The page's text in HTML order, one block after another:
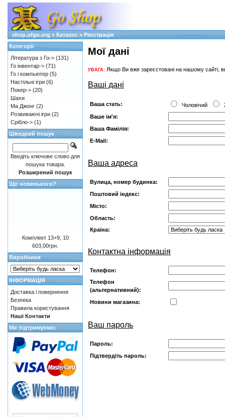
shop.ufgo.org » Каталог » Реєстрація
Мої дані
УВАГА: Якщо Ви вже зареєстовані на нашому сайті,
Ваші дані
Ваша стать: Чоловічий
Ваше ім'я:
Ваша Фамілія:
E-Mail:
Ваша адреса
Вулица, номер будинка:
Поштовий індекс:
Місто:
Область:
Країна:
Контактна інформація
Телефон:
Телефон
(альтернативний):
Новини магазина:
Ваш пароль
Пароль:
Підтвердіть пароль:
Категорії
Література з Го-> (131)
Го інвентар-> (71)
Го і компьютер (5)
Настільні ігри (6)
Покер-> (20)
Шахи
Ма Джонг (2)
Розвиваючі ігри (2)
Срібло-> (1)
Швидкий пошук
Введіть ключове слово для
пошука товара.
Розширений пошук
Що новенького?
Комплект 13+9, 10
603,00грн.
Виробники
ІНФОРМАЦІЯ
Доставка і повернення
Безпека
Правила користування
Наші Контакти
Ми підтримуємо: